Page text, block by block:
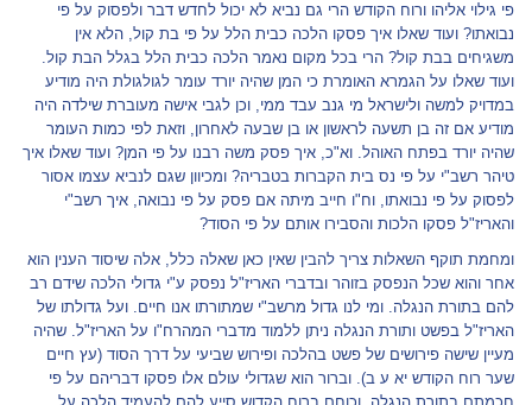
פי גילוי אליהו ורוח הקודש הרי גם נביא לא יכול לחדש דבר ולפסוק על פי
נבואתו? ועוד שאלו איך פסקו הלכה כבית הלל על פי בת קול, הלא אין
משגיחים בבת קול? הרי בכל מקום נאמר הלכה כבית הלל בגלל הבת קול.
ועוד שאלו על הגמרא האומרת כי המן שהיה יורד עומר לגולגולת היה מודיע
במדויק למשה ולישראל מי גנב עבד ממי, וכן לגבי אישה מעוברת שילדה היה
מודיע אם זה בן תשעה לראשון או בן שבעה לאחרון, וזאת לפי כמות העומר
שהיה יורד בפתח האוהל. וא"כ, איך פסק משה רבנו על פי המן? ועוד שאלו איך
טיהר רשב"י על פי נס בית הקברות בטבריה? ומכיוון שגם לנביא עצמו אסור
לפסוק על פי נבואתו, וח"ו חייב מיתה אם פסק על פי נבואה, איך רשב"י
והאריז"ל פסקו הלכות והסבירו אותם על פי הסוד?
ומחמת תוקף השאלות צריך להבין שאין כאן שאלה כלל, אלה שיסוד הענין הוא
אחר והוא שכל הנפסק בזוהר ובדברי האריז"ל נפסק ע"י גדולי הלכה שידם רב
להם בתורת הנגלה. ומי לנו גדול מרשב"י שמתורתו אנו חיים. ועל גדולתו של
האריז"ל בפשט ותורת הנגלה ניתן ללמוד מדברי המהרח"ו על האריז"ל. שהיה
מעיין שישה פירושים של פשט בהלכה ופירוש שביעי על דרך הסוד (עץ חיים
שער רוח הקודש יא ע ב). וברור הוא שגדולי עולם אלו פסקו דבריהם על פי